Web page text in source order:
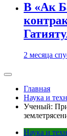
В «Ак
2 месяца
Главная
Наука и
Ученый:
Наука и